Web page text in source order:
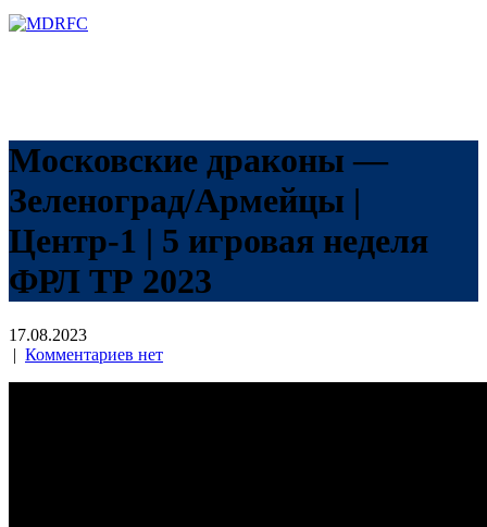
Перейти
к
Московские драконы —
Зеленоград/Армейцы |
Центр-1 | 5 игровая неделя
ФРЛ ТР 2023
17.08.2023
| Комментариев нет